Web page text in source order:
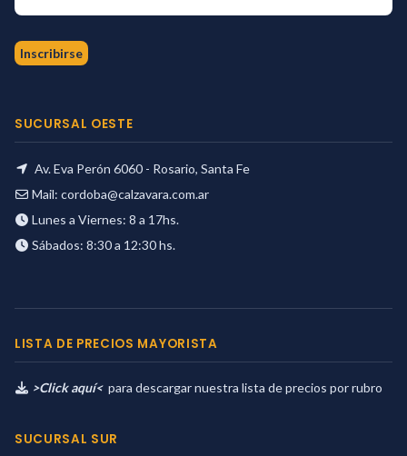
SUCURSAL OESTE
Av. Eva Perón 6060 - Rosario, Santa Fe
Mail: cordoba@calzavara.com.ar
Lunes a Viernes: 8 a 17hs.
Sábados: 8:30 a 12:30 hs.
LISTA DE PRECIOS MAYORISTA
>Click aquí<para descargar nuestra lista de precios por rubro
SUCURSAL SUR